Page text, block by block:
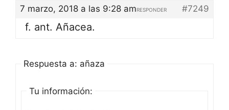
7 marzo, 2018 a las 9:28 am #7249
RESPONDER
f. ant. Añacea.
Respuesta a: añaza
Tu información: